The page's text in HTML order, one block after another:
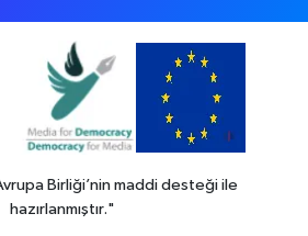
Birliği’nin maddi desteği ile
hazırlanmıştır."